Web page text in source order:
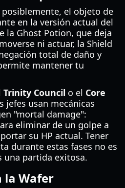
posiblemente, el objeto de
en la versión actual del
la Ghost Potion, que deja
ni actuar, la Shield
total de daño y
mantener tu
Trinity Council o el Core
jefes usan mecánicas
"mortal damage":
eliminar de un golpe a
su HP actual. Tener
durante estas fases no es
una partida exitosa.
la Wafer